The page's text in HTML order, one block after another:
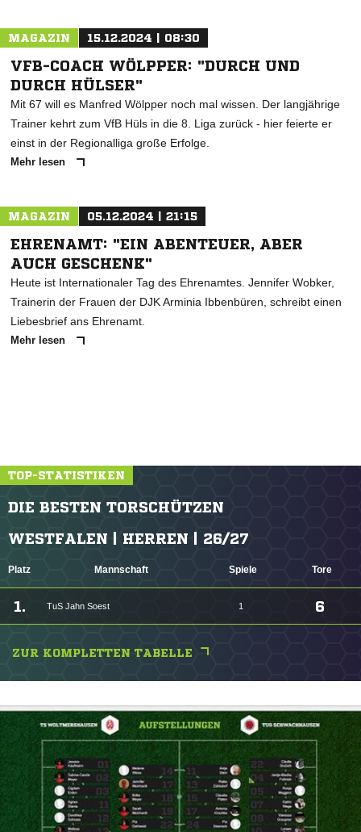
MAGAZIN 15.12.2024 | 08:30
VFB-COACH WÖLPPER: "DURCH UND
DURCH HÜLSER"
Mit 67 will es Manfred Wölpper noch mal wissen. Der langjährige
Trainer kehrt zum VfB Hüls in die 8. Liga zurück - hier feierte er
einst in der Regionalliga große Erfolge.
Mehr lesen
MAGAZIN 05.12.2024 | 21:15
EHRENAMT: "EIN ABENTEUER, ABER
AUCH GESCHENK"
Heute ist Internationaler Tag des Ehrenamtes. Jennifer Wobker,
Trainerin der Frauen der DJK Arminia Ibbenbüren, schreibt einen
Liebesbrief ans Ehrenamt.
Mehr lesen
TOP-STATISTIKEN
DIE BESTEN TORSCHÜTZEN
WESTFALEN | HERREN | 26/27
Platz Mannschaft Spiele Tore
1. TuS Jahn Soest 1 6
ZUR KOMPLETTEN TABELLE